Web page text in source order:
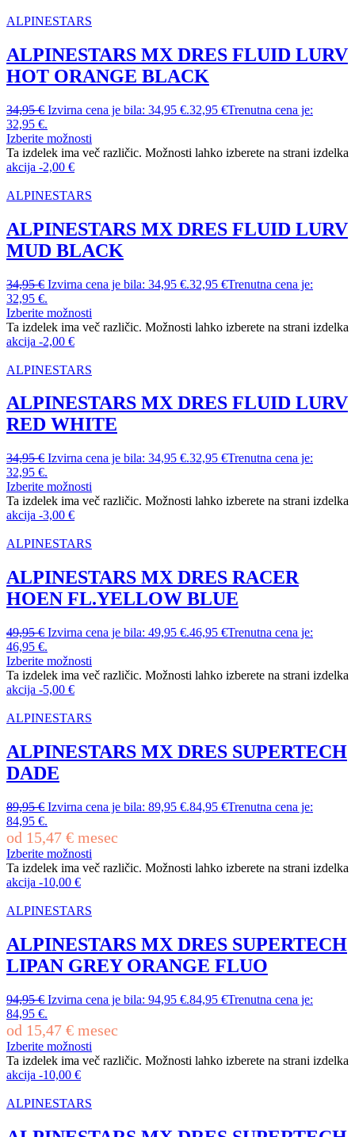
ALPINESTARS
ALPINESTARS MX DRES FLUID LURV
HOT ORANGE BLACK
34,95€ Izvirna cena je bila: 34,95 €.32,95 €Trenutna cena je:
32,95 €.
Izberite možnosti
Ta izdelek ima več različic. Možnosti lahko izberete na strani izdelka
akcija -2,00 €
ALPINESTARS
ALPINESTARS MX DRES FLUID LURV
MUD BLACK
34,95€ Izvirna cena je bila: 34,95 €.32,95 €Trenutna cena je:
32,95 €.
Izberite možnosti
Ta izdelek ima več različic. Možnosti lahko izberete na strani izdelka
akcija -2,00 €
ALPINESTARS
ALPINESTARS MX DRES FLUID LURV
RED WHITE
34,95€ Izvirna cena je bila: 34,95 €.32,95 €Trenutna cena je:
32,95 €.
Izberite možnosti
Ta izdelek ima več različic. Možnosti lahko izberete na strani izdelka
akcija -3,00 €
ALPINESTARS
ALPINESTARS MX DRES RACER
HOEN FL.YELLOW BLUE
49,95€ Izvirna cena je bila: 49,95 €.46,95 €Trenutna cena je:
46,95 €.
Izberite možnosti
Ta izdelek ima več različic. Možnosti lahko izberete na strani izdelka
akcija -5,00 €
ALPINESTARS
ALPINESTARS MX DRES SUPERTECH
DADE
89,95€ Izvirna cena je bila: 89,95 €.84,95 €Trenutna cena je:
84,95 €.
od 15,47 € mesec
Izberite možnosti
Ta izdelek ima več različic. Možnosti lahko izberete na strani izdelka
akcija -10,00 €
ALPINESTARS
ALPINESTARS MX DRES SUPERTECH
LIPAN GREY ORANGE FLUO
94,95€ Izvirna cena je bila: 94,95 €.84,95 €Trenutna cena je:
84,95 €.
od 15,47 € mesec
Izberite možnosti
Ta izdelek ima več različic. Možnosti lahko izberete na strani izdelka
akcija -10,00 €
ALPINESTARS